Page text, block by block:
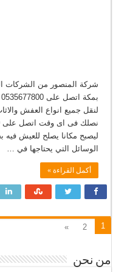
شركة المنصور من الشركات
لنقل جميع انواع العفش
ليصبح مكانا يصلح للعيش
الوسائل التي يحتاجها في …
أكمل القراءة »
1
2
»
من نحن